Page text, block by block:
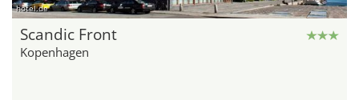
hotel.de
Scandic Front
Kopenhagen